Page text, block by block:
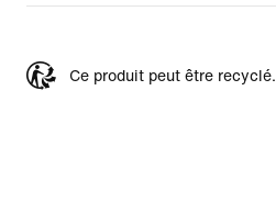
Ce produit peut être recyclé.